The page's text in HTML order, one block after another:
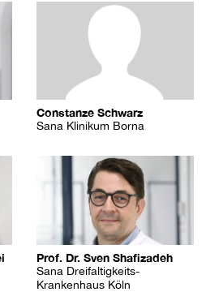
Constanze Schwarz
Sana Klinikum Borna
Prof. Dr. Sven Shafizadeh
Sana Dreifaltigkeits-
Krankenhaus Köln